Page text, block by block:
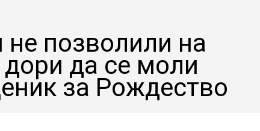
не позволили на
да се моли
за Рождество